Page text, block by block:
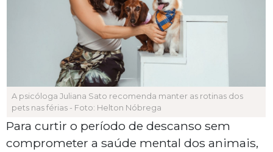
A psicóloga Juliana Sato recomenda manter as rotinas dos
pets nas férias - Foto: Helton Nóbrega
Para curtir o período de descanso sem
comprometer a saúde mental dos animais,